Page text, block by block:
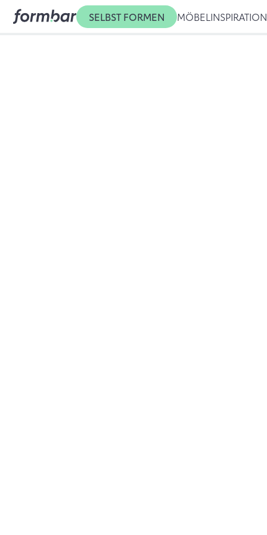
SELBST FORMEN MÖBEL INSPIRATION